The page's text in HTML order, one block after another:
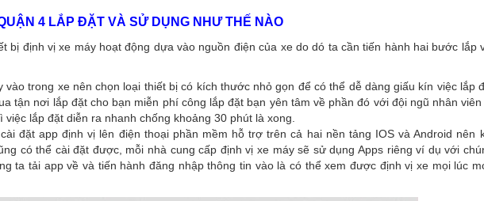
4 LẮP ĐẶT VÀ SỬ DỤNG NHƯ THẾ NÀO
bị định vị xe máy hoạt động dựa vào nguồn điện của xe do dó ta cần tiến hành hai bước lắp
vào trong xe nên chọn loại thiết bị có kích thước nhỏ gọn để có thể dễ dàng giấu kín việc lắp
tận nơi lắp đặt cho bạn miễn phí công lắp đặt bạn yên tâm về phần đó với đội ngũ nhân
lắp đặt diễn ra nhanh chống khoảng 30 phút là xong.
đặt app định vị lên điện thoại phần mềm hỗ trợ trên cả hai nền tảng IOS và Android nên
có thể cài đặt được, mỗi nhà cung cấp định vị xe máy sẽ sử dụng Apps riêng ví dụ với
ta tải app về và tiến hành đăng nhập thông tin vào là có thể xem được định vị xe mọi lúc